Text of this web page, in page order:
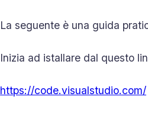
La seguente è una guida
Inizia ad istallare dal questo
https://code.visualstudio.com/